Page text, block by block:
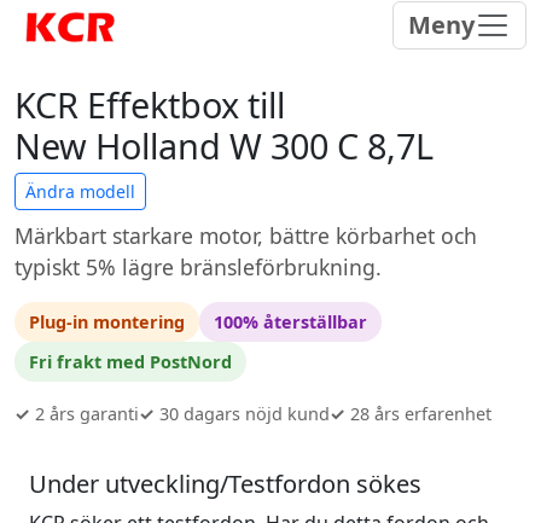
Meny
KCR Effektbox till
New Holland W 300 C 8,7L
Ändra modell
Märkbart starkare motor, bättre körbarhet och
typiskt 5% lägre bränsleförbrukning.
Plug-in montering
100% återställbar
Fri frakt med PostNord
✓ 2 års garanti✓ 30 dagars nöjd kund✓ 28 års erfarenhet
Under utveckling/Testfordon sökes